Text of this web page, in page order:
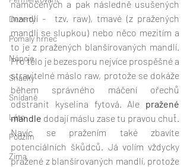
Dezerty
Pomalý hrnec
Nápoje
Snacky
Snídaně
Léto
Podzim
Zima
namočených a pak následně usušených
mandlí -  tzv. raw), tmavé (z pražených
mandlí se slupkou) nebo něco mezitím a
to je z pražených blanšírovaných mandlí.
Pro tělo je bezesporu nejvíce prospěšné a
stravitelné máslo raw, protože se dokáže
během správného máčení ořechů
odstranit kyselina fytová. Ale pražené
mandle dodají máslu zase tu pravou chuť.
Navíc se pražením také zbavíte
potenciálních škůdců. Já volím vždycky
pražené z blanšírovaných mandlí, protože